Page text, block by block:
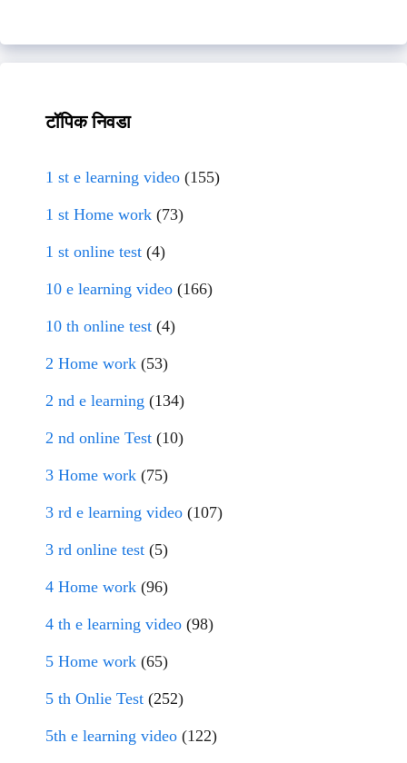
टॉपिक निवडा
1 st e learning video (155)
1 st Home work (73)
1 st online test (4)
10 e learning video (166)
10 th online test (4)
2 Home work (53)
2 nd e learning (134)
2 nd online Test (10)
3 Home work (75)
3 rd e learning video (107)
3 rd online test (5)
4 Home work (96)
4 th e learning video (98)
5 Home work (65)
5 th Onlie Test (252)
5th e learning video (122)